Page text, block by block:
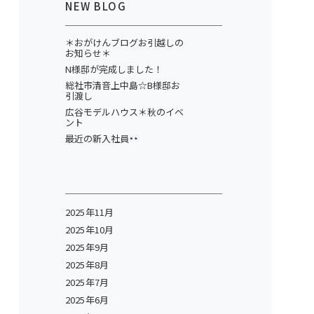
NEW BLOG
＊おがけんブログお引越しの
お知らせ＊
N様邸が完成しました！
総社市清音上中島☆B様邸お
引渡し
広谷モデルハウス＊秋のイベ
ント
最近の新入社員
2025年11月
2025年10月
2025年9月
2025年8月
2025年7月
2025年6月